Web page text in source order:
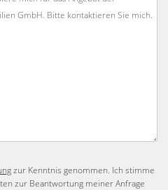
zur Kenntnis genommen. Ich stimme
zur Beantwortung meiner Anfrage